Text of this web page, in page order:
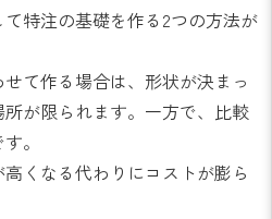
特注の基礎を作る2つの方法が
て作る場合は、形状が決まっ
が限られます。一方で、比較
。
くなる代わりにコストが膨ら